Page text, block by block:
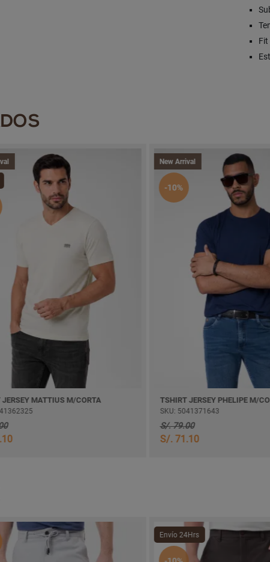
Fit
MATTIUS M/CORTA
New Arrival
TSHIRT JERSEY PHELIPE M/CORTA
SKU: 5041371643
S/. 79.00
S/. 71.10
Envío 24Hrs